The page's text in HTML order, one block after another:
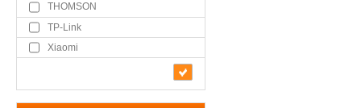
THOMSON
TP-Link
Xiaomi